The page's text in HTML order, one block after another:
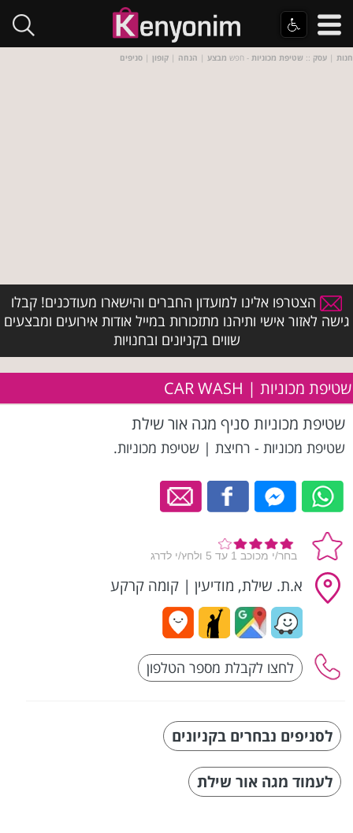
חנות | עסק :: שטיפת מכוניות - חפש מבצע | הנחה | קופון | סניפים
הצטרפו אלינו למועדון החברים והישארו מעודכנים! קבלו
גישה לאזור אישי ותיהנו מתזכורות במייל אודות אירועים ומבצעים
שווים בקניונים ובחנויות
שטיפת מכוניות | CAR WASH
שטיפת מכוניות סניף מגה אור שילת
שטיפת מכוניות - רחיצת | שטיפת מכוניות.
א.ת. שילת, מודיעין | קומה קרקע
לסניפים נבחרים בקניונים
לעמוד מגה אור שילת